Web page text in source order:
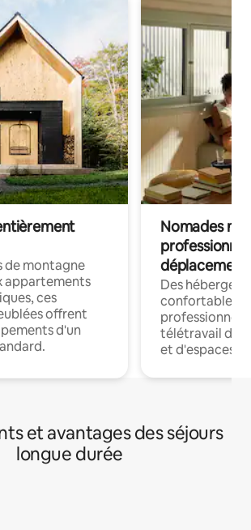
de montagne
appartements
ces
offrent
d'un
Nomades
déplacement
Des
confortables
professionnels
télétravail
et d'espaces
et avantages des séjours
longue durée